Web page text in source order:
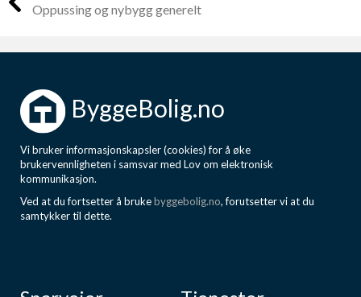
Oppussing og nybygg generelt
ByggeBolig.no
Vi bruker informasjonskapsler (cookies) for å øke
brukervennligheten i samsvar med Lov om elektronisk
kommunikasjon.
Ved at du fortsetter å brukebyggebolig.no, forutsetter vi at du
samtykker til dette.